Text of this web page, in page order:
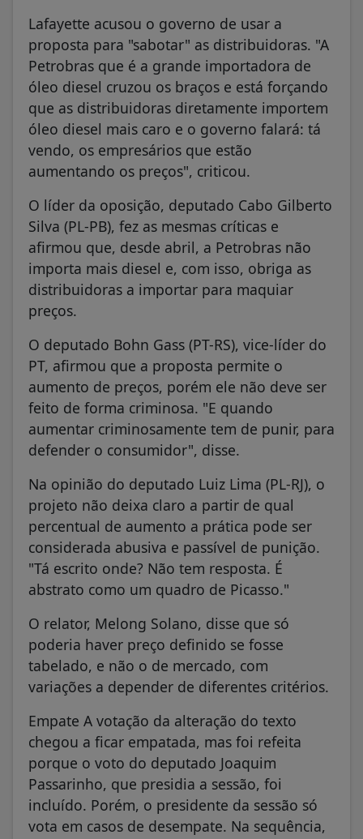
Lafayette acusou o governo de usar a
proposta para "sabotar" as distribuidoras. "A
Petrobras que é a grande importadora de
óleo diesel cruzou os braços e está forçando
que as distribuidoras diretamente importem
óleo diesel mais caro e o governo falará: tá
vendo, os empresários que estão
aumentando os preços", criticou.
O líder da oposição, deputado Cabo Gilberto
Silva (PL-PB), fez as mesmas críticas e
afirmou que, desde abril, a Petrobras não
importa mais diesel e, com isso, obriga as
distribuidoras a importar para maquiar
preços.
O deputado Bohn Gass (PT-RS), vice-líder do
PT, afirmou que a proposta permite o
aumento de preços, porém ele não deve ser
feito de forma criminosa. "E quando
aumentar criminosamente tem de punir, para
defender o consumidor", disse.
Na opinião do deputado Luiz Lima (PL-RJ), o
projeto não deixa claro a partir de qual
percentual de aumento a prática pode ser
considerada abusiva e passível de punição.
"Tá escrito onde? Não tem resposta. É
abstrato como um quadro de Picasso."
O relator, Melong Solano, disse que só
poderia haver preço definido se fosse
tabelado, e não o de mercado, com
variações a depender de diferentes critérios.
Empate A votação da alteração do texto
chegou a ficar empatada, mas foi refeita
porque o voto do deputado Joaquim
Passarinho, que presidia a sessão, foi
incluído. Porém, o presidente da sessão só
vota em casos de desempate. Na sequência,